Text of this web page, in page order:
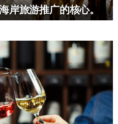
岸旅游推广的核心。